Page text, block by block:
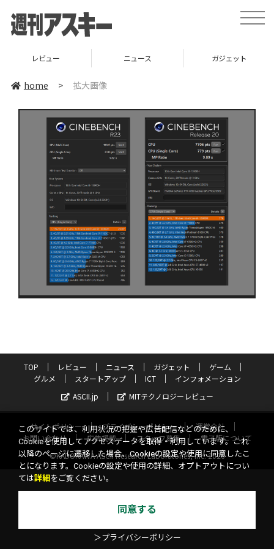
toggle
レビュー ニュース ガジェット
home > 拡大画像
TOP レビュー ニュース ガジェット
ゲーム
グルメ
スタートアップ ICT
インフォメーション
ASCII.jp
MITテクノロジーレビュー
サイトポリシー プライバシーポリシー
運営会社
お問い合わせ
広告掲載 スタッフ募集
電子版について
©KADOKAWA ASCII Research Laboratories, Inc. 2026
このサイトでは、利用状況の把握や広告配信などのために、
Cookieを使用してアクセスデータを取得・利用しています。これ
以降のページに遷移した場合、Cookieの設定や使用に同意したこ
とになります。Cookieの設定や使用の詳細、オプトアウトについ
ては詳細 をご覧ください。
同意する
＞プライバシーポリシー